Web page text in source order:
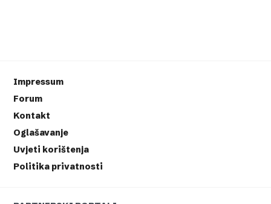
Impressum
Forum
Kontakt
Oglašavanje
Uvjeti korištenja
Politika privatnosti